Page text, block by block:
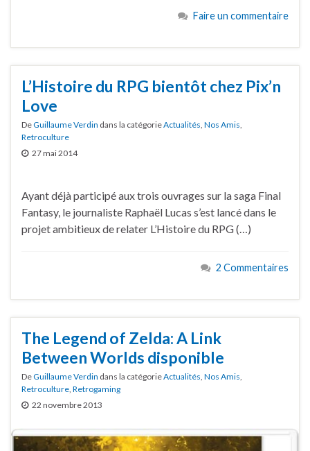
Faire un commentaire
L’Histoire du RPG bientôt chez Pix’n
Love
DeGuillaume Verdin dans la catégorieActualités Nos Amis
Retroculture
27 mai 2014
Ayant déjà participé aux trois ouvrages sur la saga Final
Fantasy, le journaliste Raphaël Lucas s’est lancé dans le
projet ambitieux de relater L’Histoire du RPG (…)
2 Commentaires
The Legend of Zelda: A Link
Between Worlds disponible
DeGuillaume Verdin dans la catégorieActualités Nos Amis
Retroculture Retrogaming
22 novembre 2013